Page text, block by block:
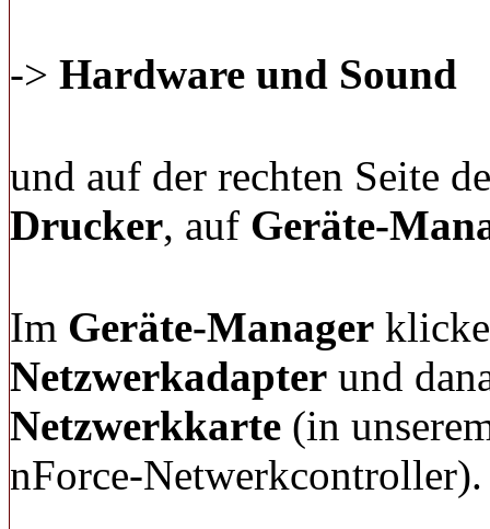
-> Hardware und Sound
und auf der rechten Seite
Drucker, auf Geräte-
Im Geräte-Manager
Netzwerkadapter und
Netzwerkkarte (in
nForce-Netwerkcontroller).